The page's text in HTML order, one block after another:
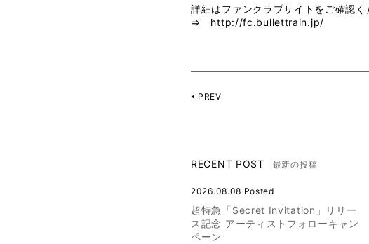
詳細はファンクラブサイトをご確認く
⇒ http://fc.bullettrain.jp/
PREV
RECENT POST 最新の投稿
2026.08.08 Posted
超特急「Secret Invitation」リリー
ス記念 アーティストフォローキャン
ペーン